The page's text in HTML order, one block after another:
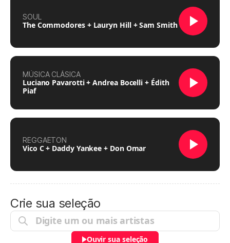
SOUL
The Commodores + Lauryn Hill + Sam Smith
MÚSICA CLÁSICA
Luciano Pavarotti + Andrea Bocelli + Édith
Piaf
REGGAETON
Vico C + Daddy Yankee + Don Omar
Crie sua seleção
Ouvir sua seleção